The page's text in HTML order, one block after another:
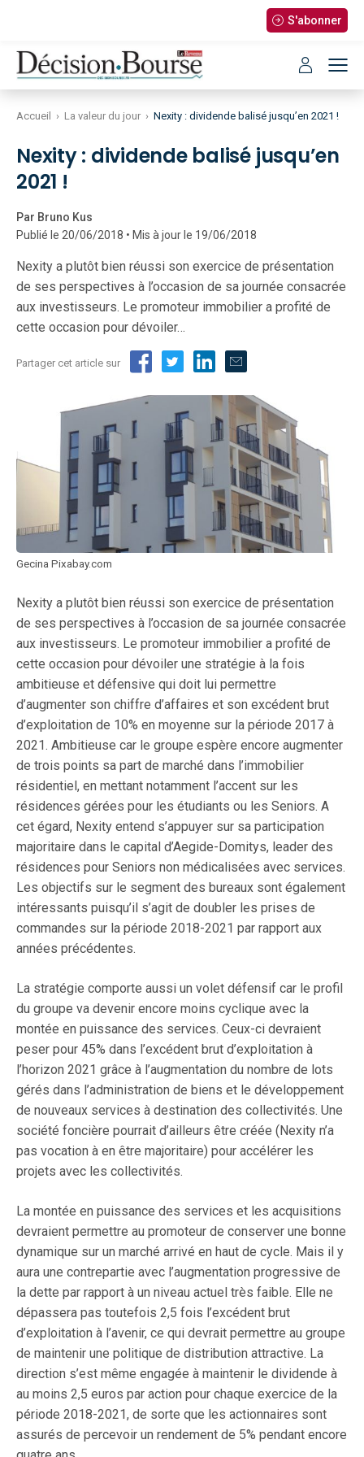
S'abonner
Accueil › La valeur du jour › Nexity : dividende balisé jusqu’en 2021 !
Nexity : dividende balisé jusqu’en
2021 !
Par Bruno Kus
Publié le 20/06/2018 • Mis à jour le 19/06/2018
Nexity a plutôt bien réussi son exercice de présentation
de ses perspectives à l’occasion de sa journée consacrée
aux investisseurs. Le promoteur immobilier a profité de
cette occasion pour dévoiler…
Partager cet article sur
Gecina Pixabay.com
Nexity a plutôt bien réussi son exercice de présentation
de ses perspectives à l’occasion de sa journée consacrée
aux investisseurs. Le promoteur immobilier a profité de
cette occasion pour dévoiler une stratégie à la fois
ambitieuse et défensive qui doit lui permettre
d’augmenter son chiffre d’affaires et son excédent brut
d’exploitation de 10% en moyenne sur la période 2017 à
2021. Ambitieuse car le groupe espère encore augmenter
de trois points sa part de marché dans l’immobilier
résidentiel, en mettant notamment l’accent sur les
résidences gérées pour les étudiants ou les Seniors. A
cet égard, Nexity entend s’appuyer sur sa participation
majoritaire dans le capital d’Aegide-Domitys, leader des
résidences pour Seniors non médicalisées avec services.
Les objectifs sur le segment des bureaux sont également
intéressants puisqu’il s’agit de doubler les prises de
commandes sur la période 2018-2021 par rapport aux
années précédentes.
La stratégie comporte aussi un volet défensif car le profil
du groupe va devenir encore moins cyclique avec la
montée en puissance des services. Ceux-ci devraient
peser pour 45% dans l’excédent brut d’exploitation à
l’horizon 2021 grâce à l’augmentation du nombre de lots
gérés dans l’administration de biens et le développement
de nouveaux services à destination des collectivités. Une
société foncière pourrait d’ailleurs être créée (Nexity n’a
pas vocation à en être majoritaire) pour accélérer les
projets avec les collectivités.
La montée en puissance des services et les acquisitions
devraient permettre au promoteur de conserver une bonne
dynamique sur un marché arrivé en haut de cycle. Mais il y
aura une contrepartie avec l’augmentation progressive de
la dette par rapport à un niveau actuel très faible. Elle ne
dépassera pas toutefois 2,5 fois l’excédent brut
d’exploitation à l’avenir, ce qui devrait permettre au groupe
de maintenir une politique de distribution attractive. La
direction s’est même engagée à maintenir le dividende à
au moins 2,5 euros par action pour chaque exercice de la
période 2018-2021, de sorte que les actionnaires sont
assurés de percevoir un rendement de 5% pendant encore